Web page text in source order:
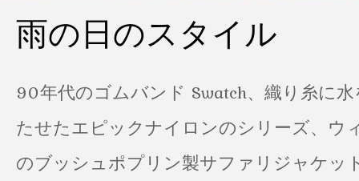
雨の日のスタイル
90年代のゴムバンド Swatch、織り糸に
たせたエピックナイロンのシリーズ、ウ
のブッシュポプリン製サファリジャケッ